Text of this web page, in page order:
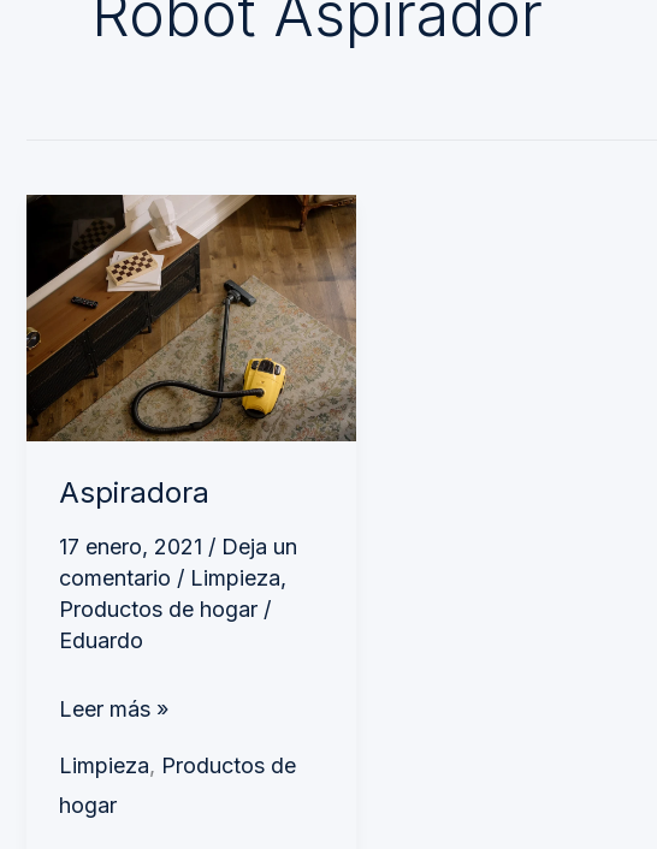
Robot Aspirador
Aspiradora
17 enero, 2021 / Deja un
comentario / Limpieza,
Productos de hogar /
Eduardo
Aspiradora
Leer más »
Limpieza, Productos de
hogar